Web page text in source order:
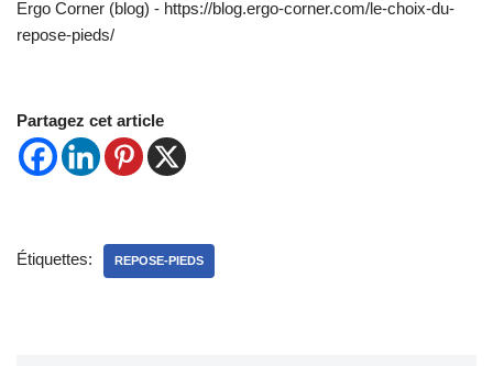
Ergo Corner (blog) - https://blog.ergo-corner.com/le-choix-du-
repose-pieds/
Partagez cet article
Étiquettes: REPOSE-PIEDS